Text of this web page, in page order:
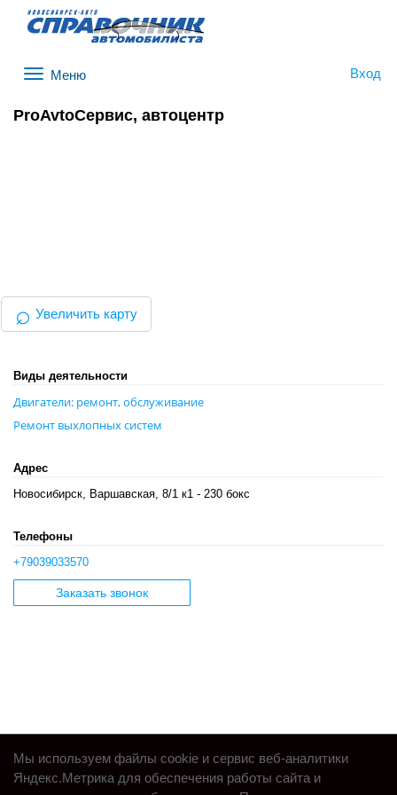
Вход
ProAvtoСервис, автоцентр
⌕ Увеличить карту
Виды деятельности
Двигатели: ремонт, обслуживание
Ремонт выхлопных систем
Адрес
Новосибирск, Варшавская, 8/1 к1 - 230 бокс
Телефоны
+79039033570
Заказать звонок
Мы используем файлы cookie и сервис веб-аналитики
Яндекс.Метрика для обеспечения работы сайта и